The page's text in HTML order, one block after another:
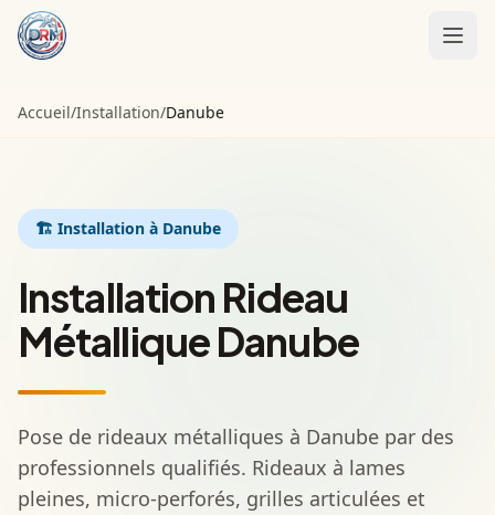
Motorisation
Entretien
Contact
Accueil/Installation/Danube
🏗️ Installation à Danube
Installation Rideau
Métallique Danube
Pose de rideaux métalliques à Danube par des
professionnels qualifiés. Rideaux à lames
pleines, micro-perforés, grilles articulées et